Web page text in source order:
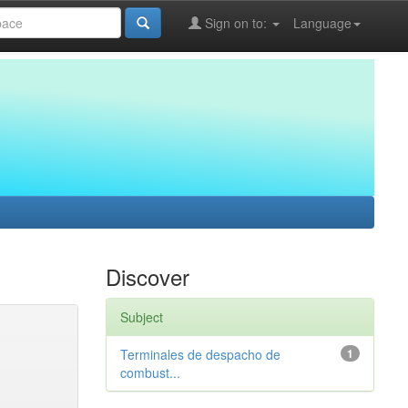
Language
Sign on to:
Discover
Subject
1
Terminales de despacho de
combust...